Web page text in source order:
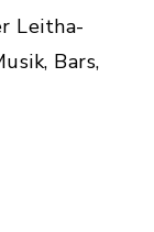
Leitha-
Bars,